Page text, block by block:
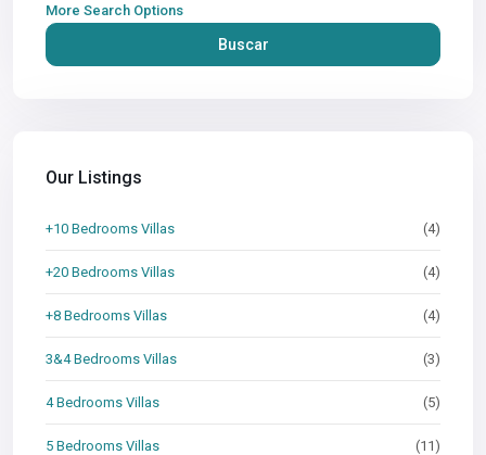
More Search Options
Buscar
Our Listings
+10 Bedrooms Villas (4)
+20 Bedrooms Villas (4)
+8 Bedrooms Villas (4)
3&4 Bedrooms Villas (3)
4 Bedrooms Villas (5)
5 Bedrooms Villas (11)